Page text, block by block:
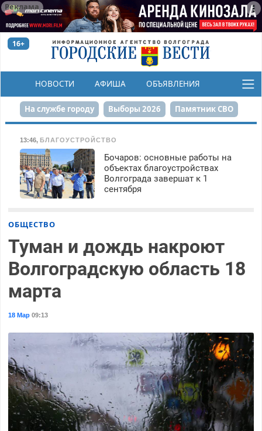
Реклама
16+
НОВОСТИ АФИША ОБЪЯВЛЕНИЯ
КОНКУРСЫ
На службе городу Выборы 2026 Памятник СВО
Сталинград в сердце
Набережная День Победы Реконструкция ЦПКиО
80-летие Победы Парк Героев-летчиков
13:46, БЛАГОУСТРОЙСТВО
Бочаров: основные работы на
объектах благоустройствах
Волгограда завершат к 1
сентября
ОБЩЕСТВО
Туман и дождь накроют
Волгоградскую область 18
марта
18 Мар09:13